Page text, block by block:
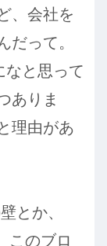
、会社を
だって。
なと思って
ありま
理由があ
とか、
このブロ